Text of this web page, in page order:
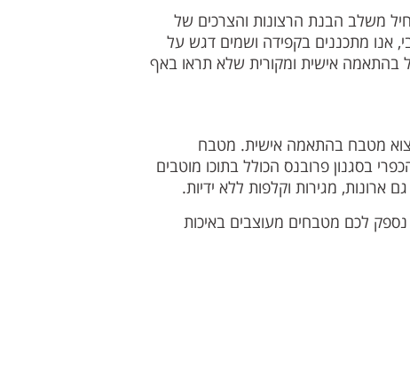
משלב הבנת הרצונות והצרכים של
אנו מתכננים בקפידה ושמים דגש על
בהתאמה אישית ומקורית שלא תראו באף
מטבח בהתאמה אישית. מטבח
בסגנון פרובנס הכולל בתוכו מוטבים
ארונות, מגירות וקלפות ללא ידיות.
לכם מטבחים מעוצבים באיכות